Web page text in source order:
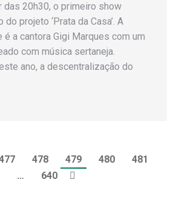
das 20h30, o primeiro show
projeto ‘Prata da Casa’. A
é a cantora Gigi Marques com um
com música sertaneja.
ano, a descentralização do
478 479 480
481
…
640